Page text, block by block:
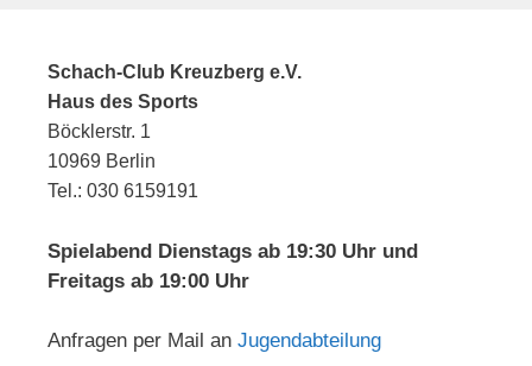
Schach-Club Kreuzberg e.V.
Haus des Sports
Böcklerstr. 1
10969 Berlin
Tel.: 030 6159191
Spielabend Dienstags ab 19:30 Uhr und
Freitags ab 19:00 Uhr
Anfragen per Mail an Jugendabteilung